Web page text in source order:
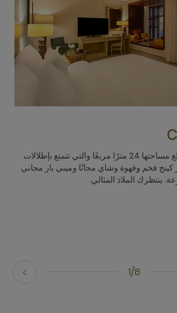
1/8
ادخل إلى واحتنا التي تبلغ مساحتها 24 مترًا مربعًا والتي تتمتع بإطلالات
كينج فخم وقهوة وشاي مجانًا وميني بار مجاني